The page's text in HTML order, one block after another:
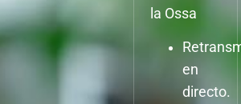
la Ossa
en
directo.